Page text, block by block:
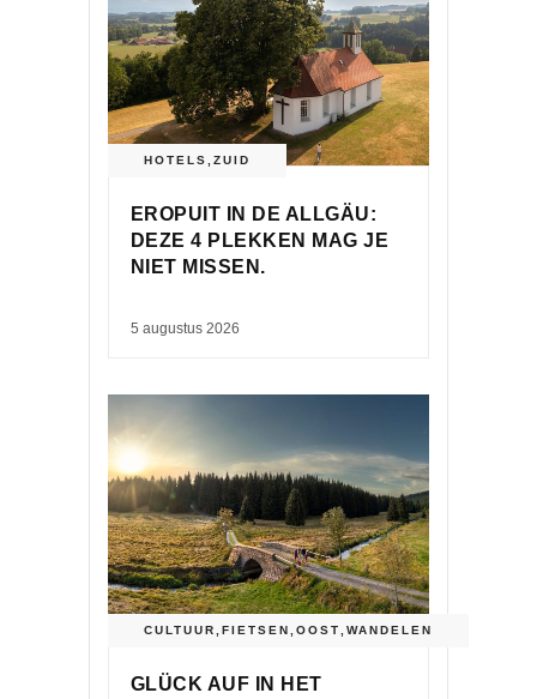
HOTELS,ZUID
EROPUIT IN DE ALLGÄU:
DEZE 4 PLEKKEN MAG JE
NIET MISSEN.
5 augustus 2026
CULTUUR,FIETSEN,OOST,WANDELEN
GLÜCK AUF IN HET